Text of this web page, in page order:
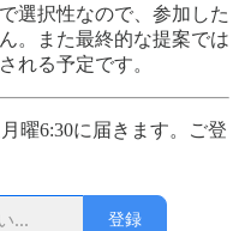
選択性なので、参加した
。また最終的な提案では
れる予定です。
曜6:30に届きます。ご登
登録